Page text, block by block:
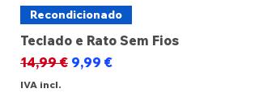
Recondicionado
Teclado e Rato Sem Fios
Preço normal
14,99 € Preço promocional
9,99 €
IVA incl.